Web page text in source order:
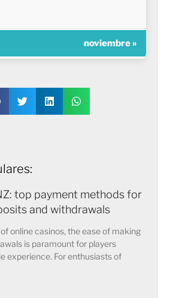
noviembre »
top payment methods for
and withdrawals
online casinos, the ease of making
is paramount for players
experience. For enthusiasts of